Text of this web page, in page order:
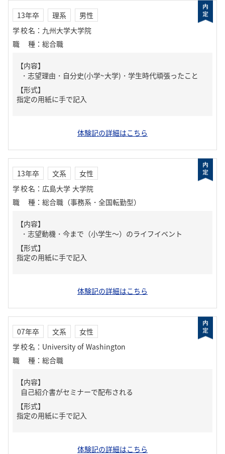
13年卒 理系
男性
学校名 ： 九州大学大学院
職種 ： 総合職
【内容】
・志望理由・自分史(小学~大学)・学生時代頑張ったこと
【形式】
指定の用紙に手で記入
体験記の詳細はこちら
13年卒 文系
女性
学校名 ： 広島大学 大学院
職種 ： 総合職（事務系・全国転勤型）
【内容】
・志望動機・今まで（小学生～）のライフイベント
【形式】
指定の用紙に手で記入
体験記の詳細はこちら
07年卒 文系
女性
学校名 ： University of Washington
職種 ： 総合職
【内容】
自己紹介書がセミナーで配布される
【形式】
指定の用紙に手で記入
体験記の詳細はこちら